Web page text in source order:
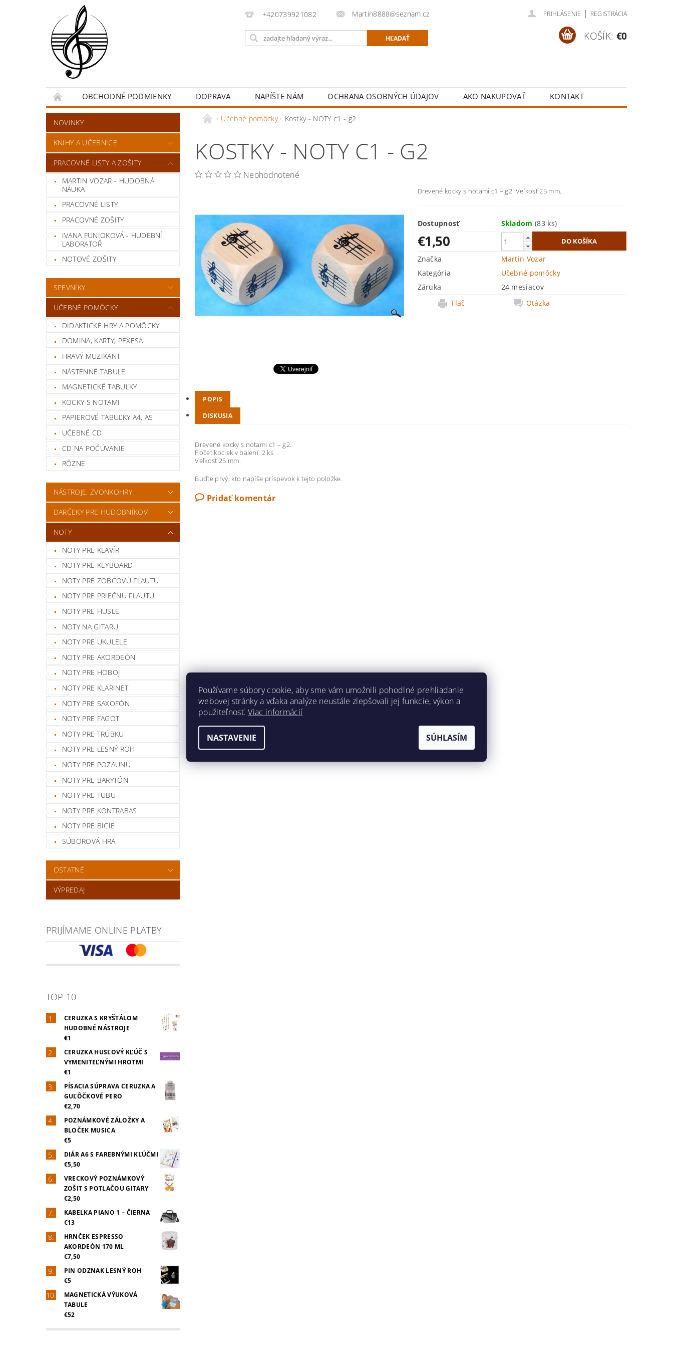
+420739921082 Martin8888@seznam.cz PRIHLÁSENIE | REGISTRÁCIA
KOŠÍK: €0
OBCHODNÉ PODMIENKY DOPRAVA NAPÍŠTE NÁM OCHRANA OSOBNÝCH ÚDAJOV AKO NAKUPOVAŤ KONTAKT
NOVINKY
KNIHY A UČEBNICE
PRACOVNÉ LISTY A ZOŠITY
MARTIN VOZAR - HUDOBNÁ
NÁUKA
PRACOVNÉ LISTY
PRACOVNÉ ZOŠITY
IVANA FUNIOKOVÁ - HUDEBNÍ
LABORATOŘ
NOTOVÉ ZOŠITY
SPEVNÍKY
UČEBNÉ POMÔCKY
DIDAKTICKÉ HRY A POMÔCKY
DOMINA, KARTY, PEXESÁ
HRAVÝ MUZIKANT
NÁSTENNÉ TABULE
MAGNETICKÉ TABUĽKY
KOCKY S NOTAMI
PAPIEROVÉ TABUĽKY A4, A5
UČEBNÉ CD
CD NA POČÚVANIE
RÔZNE
NÁSTROJE, ZVONKOHRY
DARČEKY PRE HUDOBNÍKOV
NOTY
NOTY PRE KLAVÍR
NOTY PRE KEYBOARD
NOTY PRE ZOBCOVÚ FLAUTU
NOTY PRE PRIEČNU FLAUTU
NOTY PRE HUSLE
NOTY NA GITARU
NOTY PRE UKULELE
NOTY PRE AKORDEÓN
NOTY PRE HOBOJ
NOTY PRE KLARINET
NOTY PRE SAXOFÓN
NOTY PRE FAGOT
NOTY PRE TRÚBKU
NOTY PRE LESNÝ ROH
NOTY PRE POZAUNU
NOTY PRE BARYTÓN
NOTY PRE TUBU
NOTY PRE KONTRABAS
NOTY PRE BICIE
SÚBOROVÁ HRA
OSTATNÉ
VÝPREDAJ
PRIJÍMAME ONLINE PLATBY
TOP 10
CERUZKA S KRYŠTÁLOM
HUDOBNÉ NÁSTROJE
€1
CERUZKA HUSĽOVÝ KĽÚČ S
VYMENITEĽNÝMI HROTMI
€1
PÍSACIA SÚPRAVA CERUZKA A
GUĽÔČKOVÉ PERO
€2,70
POZNÁMKOVÉ ZÁLOŽKY A
BLOČEK MUSICA
€5
DIÁR A6 S FAREBNÝMI KĽÚČMI
€5,50
VRECKOVÝ POZNÁMKOVÝ
ZOŠIT S POTLAČOU GITARY
€2,50
KABELKA PIANO 1 – ČIERNA
€13
HRNČEK ESPRESSO
AKORDEÓN 170 ML
€7,50
PIN ODZNAK LESNÝ ROH
€5
MAGNETICKÁ VÝUKOVÁ
TABULE
€52
Učebné pomôcky Kostky - NOTY c1 - g2
KOSTKY - NOTY C1 - G2
Neohodnotené
Drevené kocky s notami c1 – g2. Veľkosť 25 mm.
Dostupnosť Skladom(83 ks)
€1,50
Značka
Martin Vozar
Kategória
Učebné pomôcky
Záruka
24 mesiacov
Tlač
Otázka
POPIS
DISKUSIA
Drevené kocky s notami c1 – g2.
Počet kociek v balení: 2 ks
Veľkosť:25 mm.
Buďte prvý, kto napíše príspevok k tejto položke.
Pridať komentár
Používame súbory cookie, aby sme vám umožnili pohodlné prehliadanie
webovej stránky a vďaka analýze neustále zlepšovali jej funkcie, výkon a
použiteľnosť.Viac informácií
NASTAVENIE SÚHLASÍM